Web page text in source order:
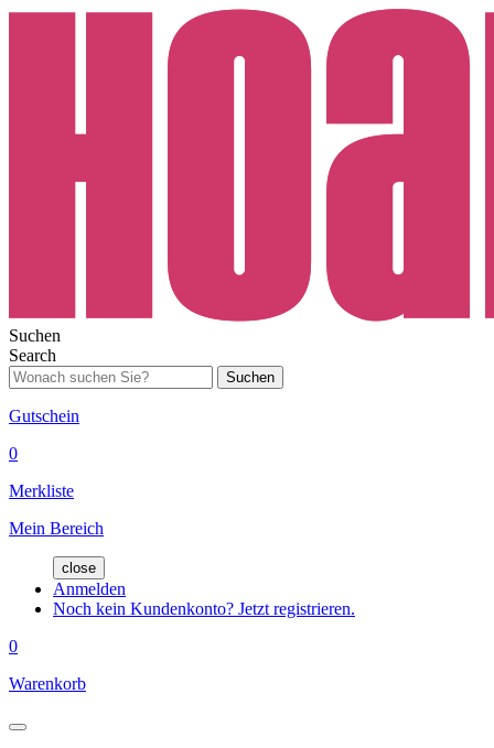
Suchen
Search
Suchen
Gutschein
0
Merkliste
Mein Bereich
close
Anmelden
Noch kein Kundenkonto? Jetzt registrieren.
0
Warenkorb